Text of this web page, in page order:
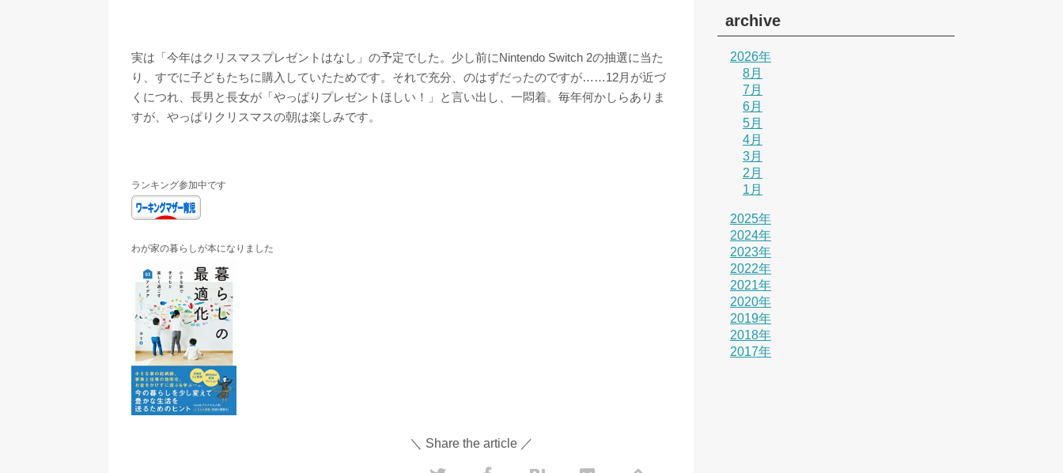
実は「今年はクリスマスプレゼントはなし」の予定でした。少し前にNintendo Switch 2の抽選に当た
り、すでに子どもたちに購入していたためです。それで充分、のはずだったのですが……12月が近づ
くにつれ、長男と長女が「やっぱりプレゼントほしい！」と言い出し、一悶着。毎年何かしらありま
すが、やっぱりクリスマスの朝は楽しみです。
ランキング参加中です
わが家の暮らしが本になりました
＼ Share the article ／
archive
2026年
8月
7月
6月
5月
4月
3月
2月
1月
2025年
2024年
2023年
2022年
2021年
2020年
2019年
2018年
2017年